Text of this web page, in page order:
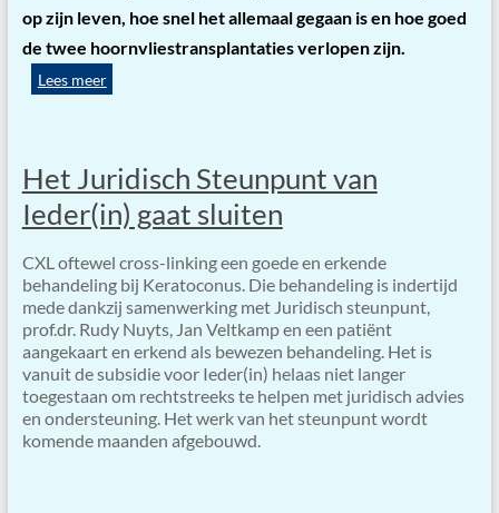
op zijn leven, hoe snel het allemaal gegaan is en hoe goed
de twee hoornvliestransplantaties verlopen zijn.
Lees meer
Het Juridisch Steunpunt van
Ieder(in) gaat sluiten
CXL oftewel cross-linking een goede en erkende
behandeling bij Keratoconus. Die behandeling is indertijd
mede dankzij samenwerking met Juridisch steunpunt,
prof.dr. Rudy Nuyts, Jan Veltkamp en een patiënt
aangekaart en erkend als bewezen behandeling. Het is
vanuit de subsidie voor Ieder(in) helaas niet langer
toegestaan om rechtstreeks te helpen met juridisch advies
en ondersteuning. Het werk van het steunpunt wordt
komende maanden afgebouwd.